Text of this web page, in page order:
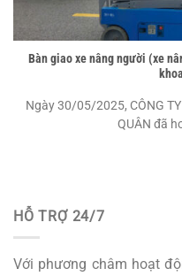
Bàn giao xe nâng người (xe
Ngày 30/05/2025, CÔNG
QUÂN đã
HỖ TRỢ 24/7
Với phương châm hoạt